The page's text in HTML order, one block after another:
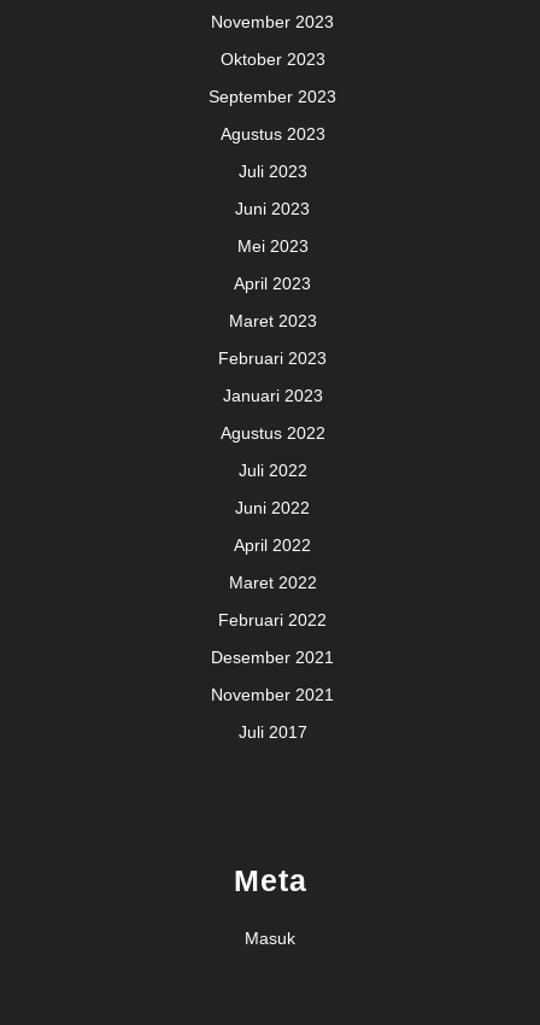
November 2023
Oktober 2023
September 2023
Agustus 2023
Juli 2023
Juni 2023
Mei 2023
April 2023
Maret 2023
Februari 2023
Januari 2023
Agustus 2022
Juli 2022
Juni 2022
April 2022
Maret 2022
Februari 2022
Desember 2021
November 2021
Juli 2017
Meta
Masuk